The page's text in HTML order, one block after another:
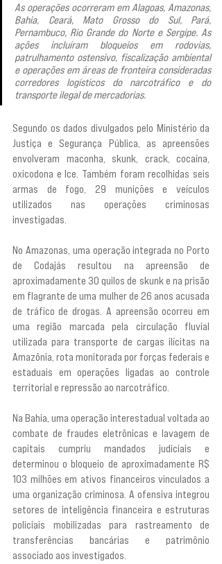
As operações ocorreram em Alagoas, Amazonas,
Bahia, Ceará, Mato Grosso do Sul, Pará,
Pernambuco, Rio Grande do Norte e Sergipe. As
ações incluíram bloqueios em rodovias,
patrulhamento ostensivo, fiscalização ambiental
e operações em áreas de fronteira consideradas
corredores logísticos do narcotráfico e do
transporte ilegal de mercadorias.
Segundo os dados divulgados pelo Ministério da
Justiça e Segurança Pública, as apreensões
envolveram maconha, skunk, crack, cocaína,
oxicodona e Ice. Também foram recolhidas seis
armas de fogo, 29 munições e veículos
utilizados nas operações criminosas
investigadas.
No Amazonas, uma operação integrada no Porto
de Codajás resultou na apreensão de
aproximadamente 30 quilos de skunk e na prisão
em flagrante de uma mulher de 26 anos acusada
de tráfico de drogas. A apreensão ocorreu em
uma região marcada pela circulação fluvial
utilizada para transporte de cargas ilícitas na
Amazônia, rota monitorada por forças federais e
estaduais em operações ligadas ao controle
territorial e repressão ao narcotráfico.
Na Bahia, uma operação interestadual voltada ao
combate de fraudes eletrônicas e lavagem de
capitais cumpriu mandados judiciais e
determinou o bloqueio de aproximadamente R$
103 milhões em ativos financeiros vinculados a
uma organização criminosa. A ofensiva integrou
setores de inteligência financeira e estruturas
policiais mobilizadas para rastreamento de
transferências bancárias e patrimônio
associado aos investigados.